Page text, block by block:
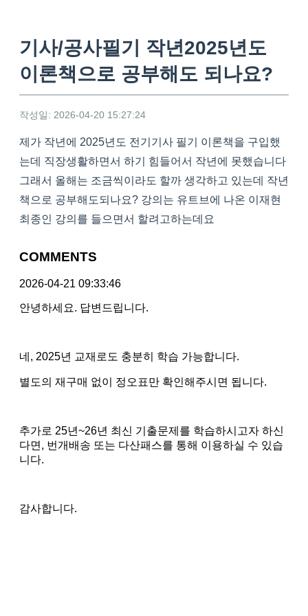
기사/공사필기 작년2025년도
이론책으로 공부해도 되나요?
작성일: 2026-04-20 15:27:24
제가 작년에 2025년도 전기기사 필기 이론책을 구입했
는데 직장생활하면서 하기 힘들어서 작년에 못했습니다
그래서 올해는 조금씩이라도 할까 생각하고 있는데 작년
책으로 공부해도되나요? 강의는 유트브에 나온 이재현
최종인 강의를 들으면서 할려고하는데요
COMMENTS
2026-04-21 09:33:46
안녕하세요. 답변드립니다.
네, 2025년 교재로도 충분히 학습 가능합니다.
별도의 재구매 없이 정오표만 확인해주시면 됩니다.
추가로 25년~26년 최신 기출문제를 학습하시고자 하신
다면, 번개배송 또는 다산패스를 통해 이용하실 수 있습
니다.
감사합니다.